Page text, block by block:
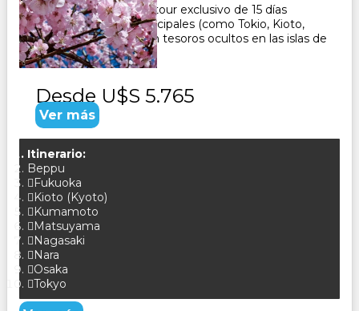
(sakura) en 2027!Este tour exclusivo de 15 días
combina ciudades principales (como Tokio, Kioto,
Hiroshima y Osaka)con tesoros ocultos en las islas de
Shikoku y Ky...
Desde U$S 5.765
Ver más
Itinerario:
Beppu
Fukuoka
Kioto (Kyoto)
Kumamoto
Matsuyama
Nagasaki
Nara
Osaka
Tokyo